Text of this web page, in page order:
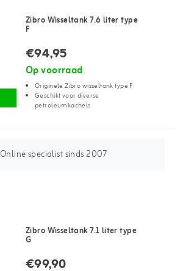
Zibro Wisseltank 7.6 liter type
F
€94,95
Op voorraad
Originele Zibro wisseltank type F
Geschikt voor diverse
petroleumkachels
Online specialist sinds 2007
Zibro Wisseltank 7.1 liter type
G
€99,90